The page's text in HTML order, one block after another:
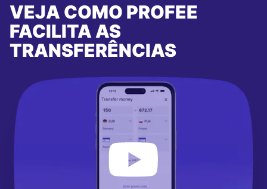
VEJA COMO PROFEE
FACILITA AS
TRANSFERÊNCIAS